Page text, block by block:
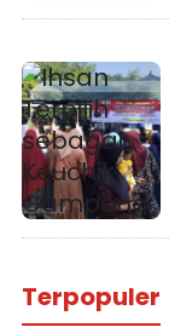
Terpopuler